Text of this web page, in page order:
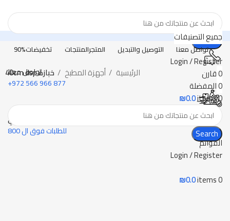
Search
تواصل معنا
877 966 566 972+
توصيل مجاني
للطلبات فوق ال 800
القوائم
Login / Register
0
items
₪0.0
جميع التصنيفات
تواصل معنا التوصيل والتبديل المتجرالمنتجات تخفيضات90%
Login / Register
0قارن
0المفضلة
0
items
₪0.0
Search
الرئيسية أجهزة المطبخ
خبازة 40cm dsp
-20%